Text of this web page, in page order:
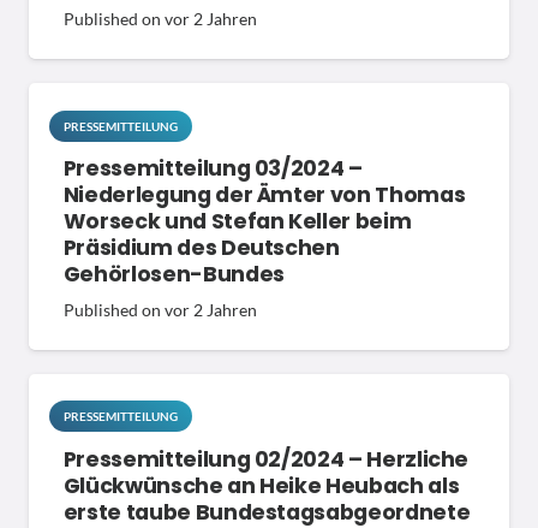
Published on vor 2 Jahren
PRESSEMITTEILUNG
Pressemitteilung 03/2024 –
Niederlegung der Ämter von Thomas
Worseck und Stefan Keller beim
Präsidium des Deutschen
Gehörlosen-Bundes
Published on vor 2 Jahren
PRESSEMITTEILUNG
Pressemitteilung 02/2024 – Herzliche
Glückwünsche an Heike Heubach als
erste taube Bundestagsabgeordnete